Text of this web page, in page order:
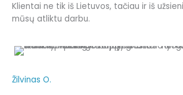
Klientai ne tik iš Lietuvos, tačiau ir iš
mūsų atliktu darbu.
Žilvinas O.